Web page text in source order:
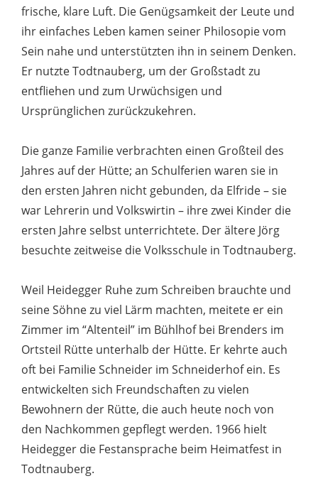
frische, klare Luft. Die Genügsamkeit der Leute und
ihr einfaches Leben kamen seiner Philosopie vom
Sein nahe und unterstützten ihn in seinem Denken.
Er nutzte Todtnauberg, um der Großstadt zu
entfliehen und zum Urwüchsigen und
Ursprünglichen zurückzukehren.
Die ganze Familie verbrachten einen Großteil des
Jahres auf der Hütte; an Schulferien waren sie in
den ersten Jahren nicht gebunden, da Elfride – sie
war Lehrerin und Volkswirtin – ihre zwei Kinder die
ersten Jahre selbst unterrichtete. Der ältere Jörg
besuchte zeitweise die Volksschule in Todtnauberg.
Weil Heidegger Ruhe zum Schreiben brauchte und
seine Söhne zu viel Lärm machten, meitete er ein
Zimmer im “Altenteil” im Bühlhof bei Brenders im
Ortsteil Rütte unterhalb der Hütte. Er kehrte auch
oft bei Familie Schneider im Schneiderhof ein. Es
entwickelten sich Freundschaften zu vielen
Bewohnern der Rütte, die auch heute noch von
den Nachkommen gepflegt werden. 1966 hielt
Heidegger die Festansprache beim Heimatfest in
Todtnauberg.